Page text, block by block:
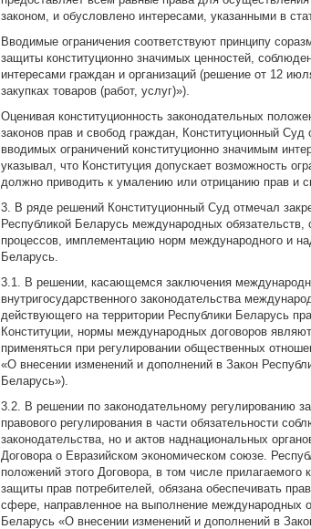
законом, и обусловлено интересами, указанными в
Вводимые ограничения соответствуют принципу
защиты конституционно значимых ценностей,
интересами граждан и организаций (решение от 12
закупках товаров (работ, услуг)»).
Оценивая конституционность законодательных
законов прав и свобод граждан, Конституционный
вводимых ограничений конституционно значимым
указывал, что Конституция допускает возможность
должно приводить к умалению или отрицанию прав и
3. В ряде решений Конституционный Суд отмечал
Республикой Беларусь международных
процессов, имплементацию норм международного и
Беларусь.
3.1. В решении, касающемся заключения
внутригосударственного законодательства
действующего на территории Республики Беларусь
Конституции, нормы международных договоров
применяться при регулировании общественных
«О внесении изменений и дополнений в Закон
Беларусь»).
3.2. В решении по законодательному регулированию
правового регулирования в части обязательности
законодательства, но и актов наднациональных
Договора о Евразийском экономическом союзе.
положений этого Договора, в том числе
защиты прав потребителей, обязана обеспечивать
сфере, направленное на выполнение международных
Беларусь «О внесении изменений и дополнений в